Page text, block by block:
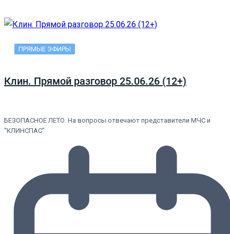
ПРЯМЫЕ ЭФИРЫ
Клин. Прямой разговор 25.06.26 (12+)
БЕЗОПАСНОЕ ЛЕТО. На вопросы отвечают представители МЧС и
“КЛИНСПАС”